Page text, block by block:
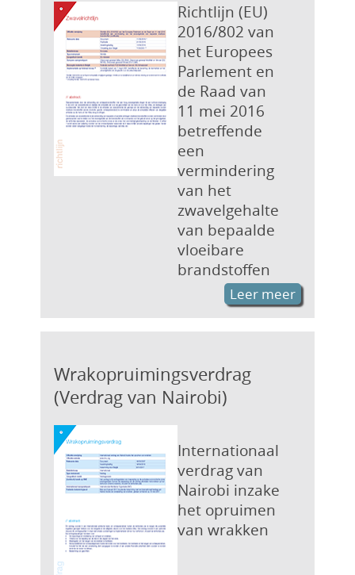
Richtlijn (EU)
2016/802 van
het Europees
Parlement en
de Raad van
11 mei 2016
betreffende
een
vermindering
van het
zwavelgehalte
van bepaalde
vloeibare
brandstoffen
Leer meer
Wrakopruimingsverdrag
(Verdrag van Nairobi)
Internationaal
verdrag van
Nairobi inzake
het opruimen
van wrakken